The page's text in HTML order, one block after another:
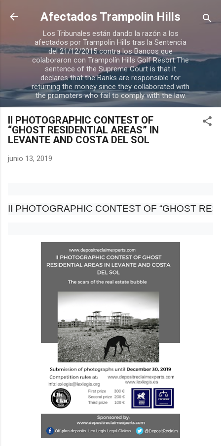
Ir al contenido principal
Afectados Trampolin Hills
Los Tribunales están dando la razón a los
afectados por Trampolin Hills tras la Sentencia
del 21/12/2015 contra los Bancos que
colaboraron con Trampolín Hills Golf Resort The
sentence of the Supreme Court is that it
declares that the Banks are responsible for
returning the money since they collaborated with
the promoters who fail to comply with the law.
II PHOTOGRAPHIC CONTEST OF
“GHOST RESIDENTIAL AREAS” IN
LEVANTE AND COSTA DEL SOL
junio 13, 2019
II PHOTOGRAPHIC CONTEST OF “GHOST